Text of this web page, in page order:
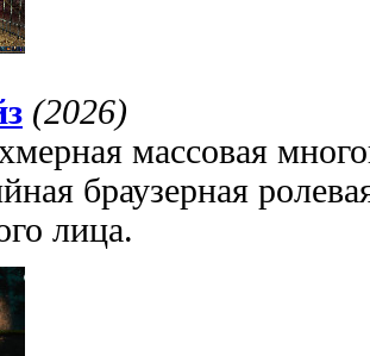
(2026)
массовая
браузерная
лица.